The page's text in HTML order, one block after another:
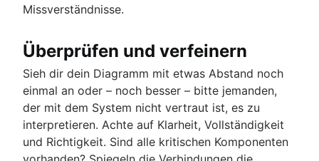
Missverständnisse.
Überprüfen und verfeinern
Sieh dir dein Diagramm mit etwas Abstand noch
einmal an oder – noch besser – bitte jemanden,
der mit dem System nicht vertraut ist, es zu
interpretieren. Achte auf Klarheit, Vollständigkeit
und Richtigkeit. Sind alle kritischen Komponenten